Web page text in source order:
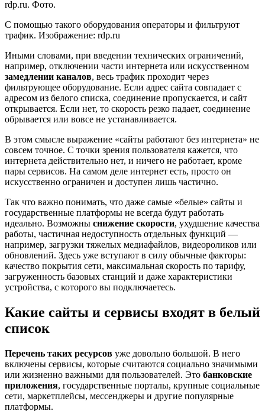
С помощью такого оборудования операторы и фильтруют
трафик. Изображение: rdp.ru
Иными словами, при введении технических ограничений,
например, отключении части интернета или искусственном
замедлении каналов, весь трафик проходит через
фильтрующее оборудование. Если адрес сайта совпадает с
адресом из белого списка, соединение пропускается, и сайт
открывается. Если нет, то скорость резко падает, соединение
обрывается или вовсе не устанавливается.
В этом смысле выражение «сайты работают без интернета» не
совсем точное. С точки зрения пользователя кажется, что
интернета действительно нет, и ничего не работает, кроме
пары сервисов. На самом деле интернет есть, просто он
искусственно ограничен и доступен лишь частично.
Так что важно понимать, что даже самые «белые» сайты и
государственные платформы не всегда будут работать
идеально. Возможны снижение скорости, ухудшение качества
работы, частичная недоступность отдельных функций —
например, загрузки тяжелых медиафайлов, видеороликов или
обновлений. Здесь уже вступают в силу обычные факторы:
качество покрытия сети, максимальная скорость по тарифу,
загруженность базовых станций и даже характеристики
устройства, с которого вы подключаетесь.
Какие сайты и сервисы входят в белый
список
Перечень таких ресурсов уже довольно большой. В него
включены сервисы, которые считаются социально значимыми
или жизненно важными для пользователей. Это банковские
приложения, государственные порталы, крупные социальные
сети, маркетплейсы, мессенджеры и другие популярные
платформы.